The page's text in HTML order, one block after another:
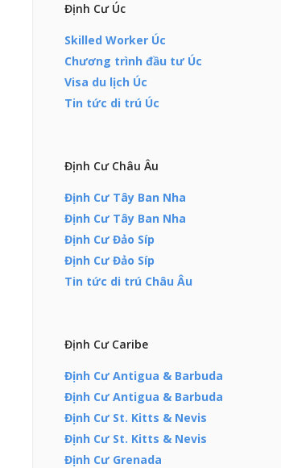
Định Cư Úc
Skilled Worker Úc
Chương trình đầu tư Úc
Visa du lịch Úc
Tin tức di trú Úc
Định Cư Châu Âu
Định Cư Tây Ban Nha
Định Cư Tây Ban Nha
Định Cư Đảo Síp
Định Cư Đảo Síp
Tin tức di trú Châu Âu
Định Cư Caribe
Định Cư Antigua & Barbuda
Định Cư Antigua & Barbuda
Định Cư St. Kitts & Nevis
Định Cư St. Kitts & Nevis
Định Cư Grenada